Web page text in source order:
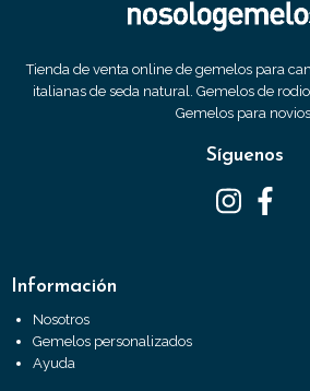
Tienda de venta online de gemelos para
italianas de seda natural. Gemelos de
Gemelos para novios.
Síguenos
Información
Nosotros
Gemelos personalizados
Ayuda